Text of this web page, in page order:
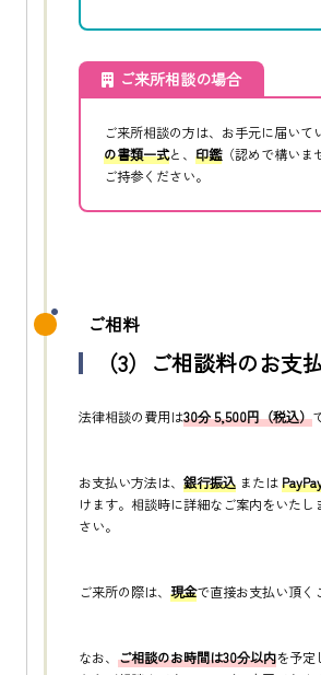
ご来所相談の場合
ご来所相談の方は、お手元に届いて
の書類一式と、 印鑑（認めで構いま
ご持参ください。
ご相料
（3）ご相談料のお支
法律相談の費用は30分 5,500円（税込）
お支払い方法は、 銀行振込 または
けます。相談時に詳細なご案内をいたし
さい。
ご来所の際は、 現金で直接お支払い頂く
なお、 ご相談のお時間は30分以内を予定